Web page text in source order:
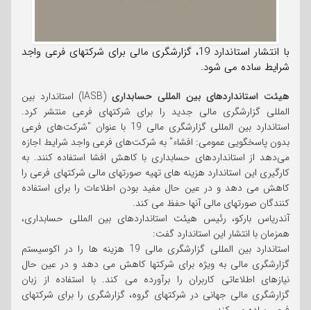
با انتشار استاندارد 19، گزارشگری مالی برای شرکتهای فرعی واجد
شرایط ساده می شود.
هیئت استانداردهای بین المللی حسابداری
(IASB) استاندارد بین
المللی گزارشگری مالی جدید را برای شرکتهای فرعی منتشر کرد.
استاندارد بین المللی گزارشگری مالی 19 با عنوان "شرکت‌های فرعی
بدون پاسخگویی عمومی: افشاء" به شرکت‌های فرعی واجد شرایط اجازه
می‌دهد از استانداردهای حسابداری با کاهش افشا استفاده کنند. به
کارگیری این استاندارد هزینه های تهیه صورتهای مالی شرکتهای فرعی را
کاهش می دهد و در عین حال مفید بودن اطلاعات را برای استفاده
کنندگان صورتهای مالی آنها حفظ می کند.
آندریاس بارکو، رئیس هیئت استانداردهای بین المللی حسابداری،
همزمان با انتشار این استاندارد گفت:
استاندارد بین المللی گزارشگری مالی 19 هزینه ها را در اکوسیستم
گزارشگری مالی به ویژه برای شرکتها کاهش می دهد و در عین حال
نیازهای اطلاعاتی کاربران را برآورده می کند. با استفاده از زبان
گزارشگری مالی جهانی در شرکتهای گروه، گزارشگری را برای شرکتهای